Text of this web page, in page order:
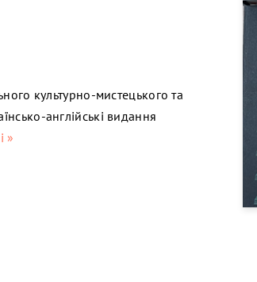
культурно-мистецького та
англійські видання
»